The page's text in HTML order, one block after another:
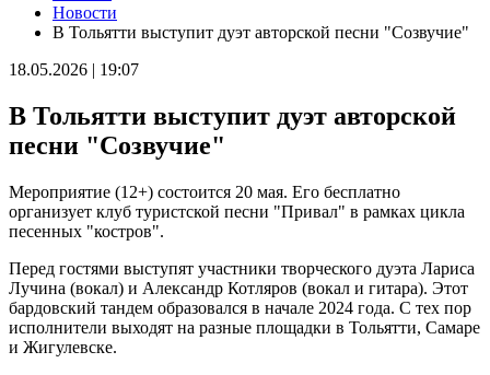
председателя Комитета Госдумы по бюджету и налогам
Леонид Симановский обсудили перспективное развитие
06.08.2026 | 22:34
06.08.2026 | 22:08
Новый облик двора на Молодогвардейской: горожане
обсудили дальнейшее благоустройство
Вячеслав Федорищев поздравил командование и личный
состав 76-й дивизии ПВО с присвоением звания
"Гвардейской"
На заседании Правительства Самарской области обсудили
исполнение бюджета региона за первое полугодие
06.08.2026 | 20:14
Ремонт улицы XXII Партсъезда в Самаре подходит к
завершению
Новости
В Тольятти выступит дуэт авторской песни "Созвучие"
18.05.2026 | 19:07
В Тольятти выступит дуэт авторской
песни "Созвучие"
Мероприятие (12+) состоится 20 мая. Его бесплатно
организует клуб туристской песни "Привал" в рамках цикла
песенных "костров".
Перед гостями выступят участники творческого дуэта Лариса
Лучина (вокал) и Александр Котляров (вокал и гитара). Этот
бардовский тандем образовался в начале 2024 года. С тех пор
исполнители выходят на разные площадки в Тольятти, Самаре
и Жигулевске.